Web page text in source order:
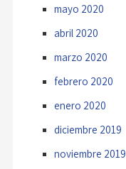
mayo 2020
abril 2020
marzo 2020
febrero 2020
enero 2020
diciembre 2019
noviembre 2019